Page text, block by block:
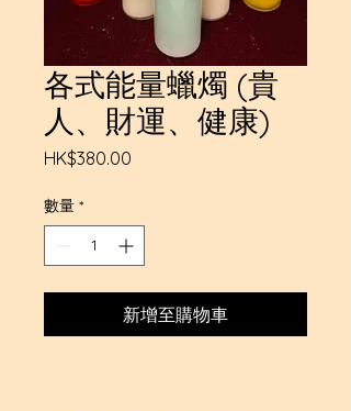
各式能量蠟燭 (貴
人、財運、健康)
HK$380.00
數量 *
新增至購物車